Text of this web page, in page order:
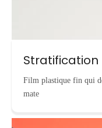
Film plastique fin qui
mate